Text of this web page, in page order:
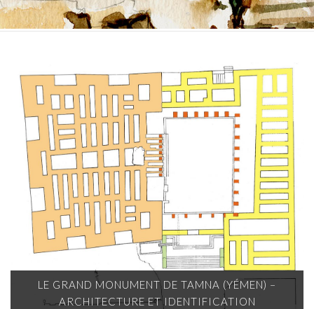
LE GRAND MONUMENT DE TAMNA (YÉMEN) –
ARCHITECTURE ET IDENTIFICATION